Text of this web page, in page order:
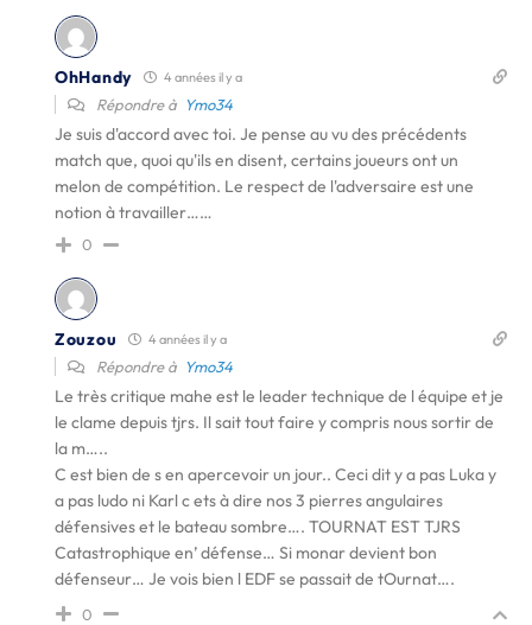
OhHandy 4 années il y a
Répondre à Ymo34
Je suis d'accord avec toi. Je pense au vu des précédents
match que, quoi qu'ils en disent, certains joueurs ont un
melon de compétition. Le respect de l'adversaire est une
notion à travailler……
0
Zouzou 4 années il y a
Répondre à Ymo34
Le très critique mahe est le leader technique de l équipe et je
le clame depuis tjrs. Il sait tout faire y compris nous sortir de
la m…..
C est bien de s en apercevoir un jour.. Ceci dit y a pas Luka y
a pas ludo ni Karl c ets à dire nos 3 pierres angulaires
défensives et le bateau sombre…. TOURNAT EST TJRS
Catastrophique en’ défense… Si monar devient bon
défenseur… Je vois bien l EDF se passait de tOurnat….
0